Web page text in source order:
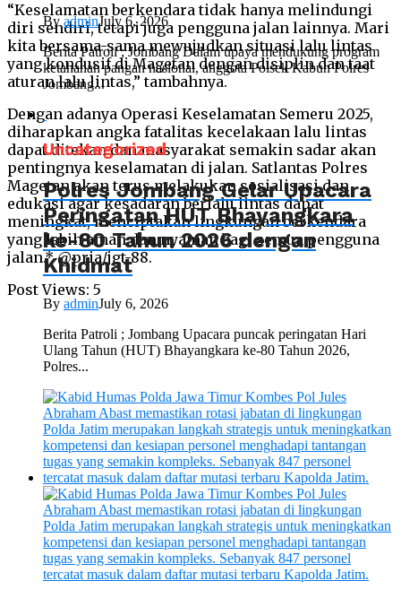
“Keselamatan berkendara tidak hanya melindungi
diri sendiri, tetapi juga pengguna jalan lainnya. Mari
kita bersama-sama mewujudkan situasi lalu lintas
yang kondusif di Magetan dengan disiplin dan taat
aturan lalu lintas,” tambahnya.
Dengan adanya Operasi Keselamatan Semeru 2025,
diharapkan angka fatalitas kecelakaan lalu lintas
dapat ditekan dan masyarakat semakin sadar akan
pentingnya keselamatan di jalan. Satlantas Polres
Magetan akan terus melakukan sosialisasi dan
edukasi agar kesadaran berlalu lintas dapat
meningkat, menciptakan lingkungan berkendara
yang lebih aman dan nyaman bagi semua pengguna
jalan.* @pria/jgt-88.
Post Views: 5
By adminJuly 6, 2026
Berita Patroli ; Jombang Dalam upaya mendukung program
ketahanan pangan nasional, anggota Polsek Kabuh Polres
Jombang...
Uncategorized
Polres Jombang Gelar Upacara
Peringatan HUT Bhayangkara
ke-80 Tahun 2026 dengan
Khidmat
By adminJuly 6, 2026
Berita Patroli ; Jombang Upacara puncak peringatan Hari
Ulang Tahun (HUT) Bhayangkara ke-80 Tahun 2026,
Polres...